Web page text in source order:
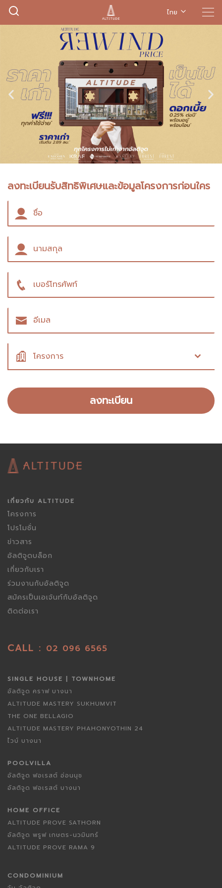
ไทย
ลงทะเบียนรับสิทธิพิเศษและข้อมูลโครงการก่อนใคร
โครงการ
ลงทะเบียน
เกี่ยวกับ ALTITUDE
โครงการ
โปรโมชั่น
ข่าวสาร
อัลติจูดบล็อก
เกี่ยวกับเรา
ร่วมงานกับอัลติจูด
สมัครเป็นเอเจ้นท์กับอัลติจูด
ติดต่อเรา
CALL : 02 096 6565
SINGLE HOUSE | TOWNHOME
อัลติจูด คราฟ บางนา
ALTITUDE MASTERY SUKHUMVIT
THE ONE BELLAGIO
ALTITUDE MASTERY PHAHONYOTHIN 24
ไวบ์ บางนา
POOLVILLA
อัลติจูด ฟอเรสต์ อ่อนนุช
อัลติจูด ฟอเรสต์ บางนา
HOME OFFICE
ALTITUDE PROVE SATHORN
อัลติจูด พรูฟ เกษตร-นวมินทร์
ALTITUDE PROVE RAMA 9
CONDOMINIUM